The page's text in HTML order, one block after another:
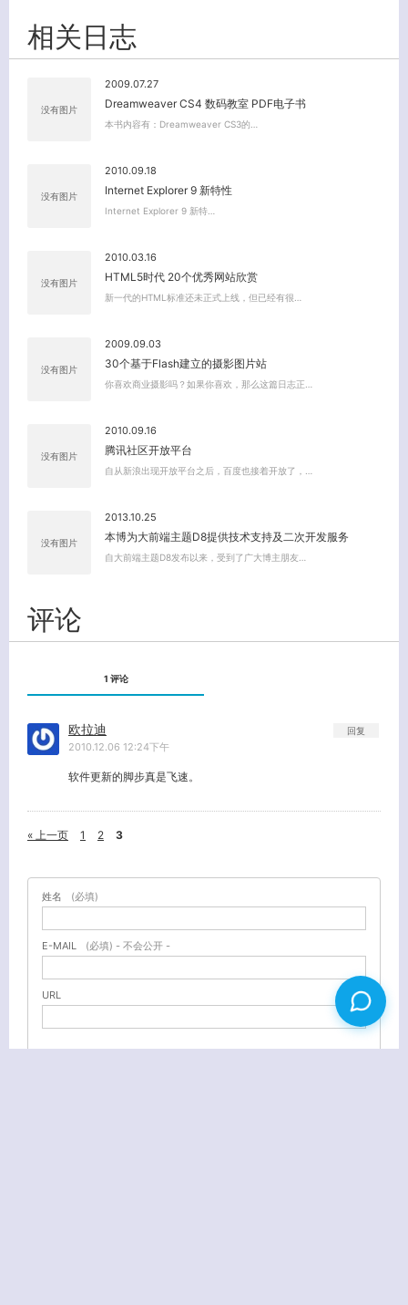
相关日志
没有图片
2009.07.27
Dreamweaver CS4 数码教室 PDF电子书
本书内容有：Dreamweaver CS3的…
没有图片
2010.09.18
Internet Explorer 9 新特性
Internet Explorer 9 新特…
没有图片
2010.03.16
HTML5时代 20个优秀网站欣赏
新一代的HTML标准还未正式上线，但已经有很…
没有图片
2009.09.03
30个基于Flash建立的摄影图片站
你喜欢商业摄影吗？如果你喜欢，那么这篇日志正…
没有图片
2010.09.16
腾讯社区开放平台
自从新浪出现开放平台之后，百度也接着开放了，…
没有图片
2013.10.25
本博为大前端主题D8提供技术支持及二次开发服务
自大前端主题D8发布以来，受到了广大博主朋友…
评论
1 评论
欧拉迪
2010.12.06 12:24下午
软件更新的脚步真是飞速。
回复
« 上一页 1 2 3
姓名 (必填)
E-MAIL (必填) - 不会公开 -
URL
关闭弹窗